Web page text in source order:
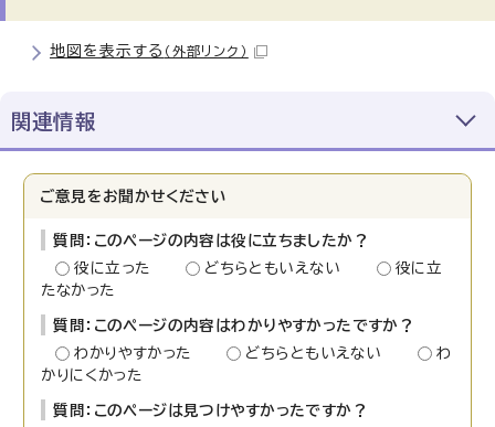
地図を表示する （外部リンク）
関連情報
ご意見をお聞かせください
質問：このページの内容は役に立ちましたか？
役に立った
どちらともいえない
役に立
たなかった
質問：このページの内容はわかりやすかったですか？
わかりやすかった
どちらともいえない
わ
かりにくかった
質問：このページは見つけやすかったですか？